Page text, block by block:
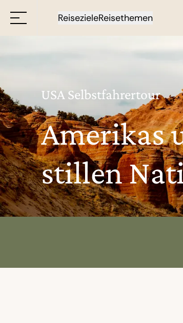
ReisezieleReisethemen
USA Selbstfahrertour
Amerikas
stillen